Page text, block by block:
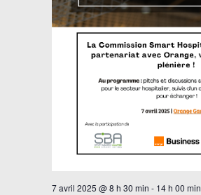
7 avril 2025 @ 8 h 30 min - 14 h 00 min